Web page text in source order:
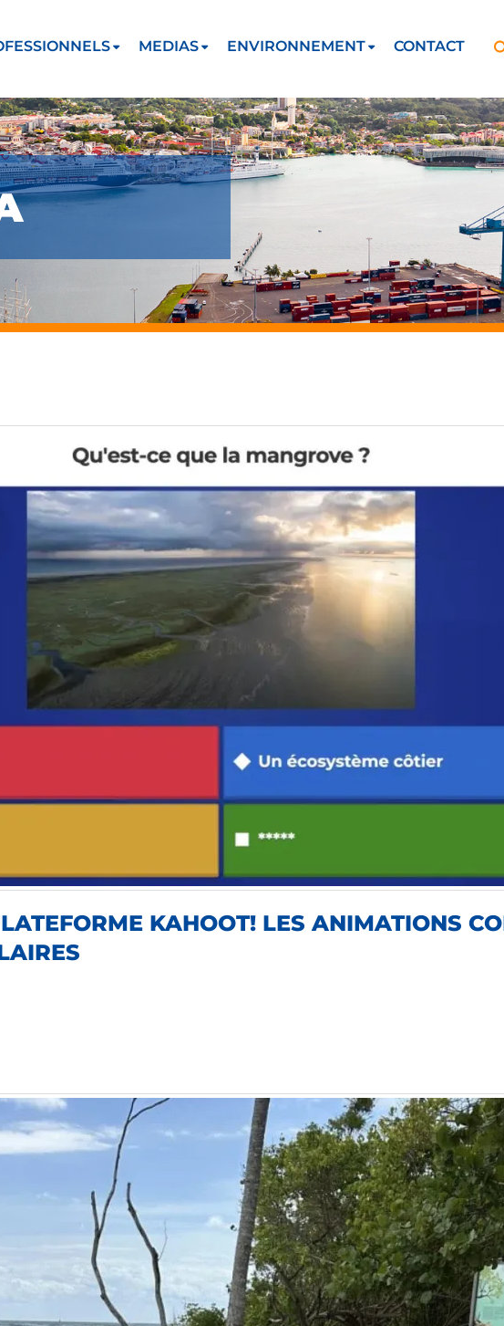
MEDIAS ENVIRONNEMENT CONTACT
KAHOOT! LES ANIMATIONS